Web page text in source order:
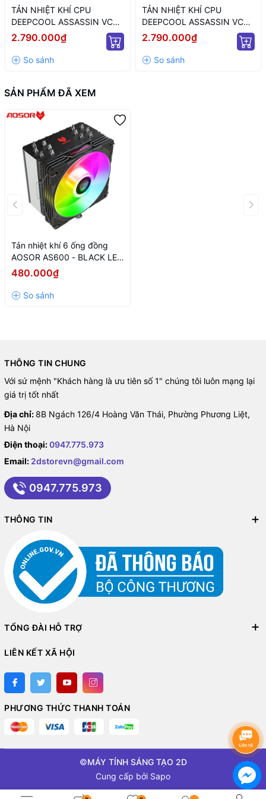
TẢN NHIỆT KHÍ CPU
DEEPCOOL ASSASSIN VC
ELITE (MÀU ĐEN)
2.790.000₫
TẢN NHIỆT KHÍ CPU
DEEPCOOL ASSASSIN VC
ELITE WH WH (MÀU TRẮNG)
2.790.000₫
SẢN PHẨM ĐÃ XEM
Tản nhiệt khí 6 ống đồng
AOSOR AS600 - BLACK LED
ARGB (LGA1700/AM5)
480.000₫
THÔNG TIN CHUNG
Với sứ mệnh "Khách hàng là ưu tiên số 1" chúng tôi luôn mạng lại
giá trị tốt nhất
Địa chỉ: 8B Ngách 126/4 Hoàng Văn Thái, Phường Phương Liệt,
Hà Nội
Điện thoại:0947.775.973
Email: 2dstorevn@gmail.com
0947.775.973
THÔNG TIN
TỔNG ĐÀI HỖ TRỢ
LIÊN KẾT XÃ HỘI
PHƯƠNG THỨC THANH TOÁN
©MÁY TÍNH SÁNG TẠO 2D
Cung cấp bởi Sapo